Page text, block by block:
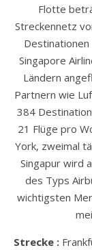
Flotte
Streckennetz
Destinationen
Singapore
Ländern
Partnern wie
384
21 Flüge pro
York, zweimal
Singapur wird
des Typs
wichtigsten
Strecke :